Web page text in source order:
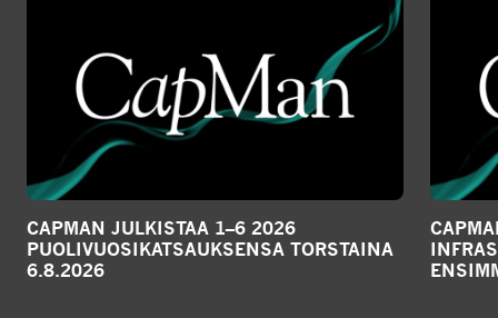
CAPMAN JULKISTAA 1–6 2026
PUOLIVUOSIKATSAUKSENSA TORSTAINA
6.8.2026